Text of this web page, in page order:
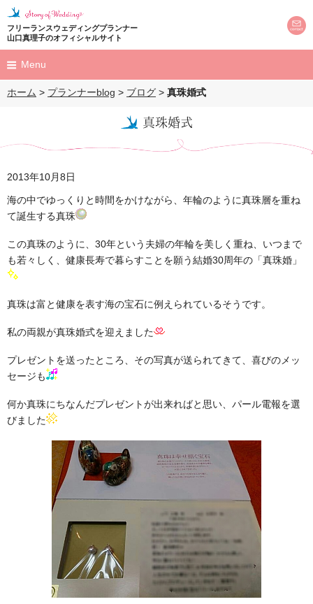
フリーランスウェディングプランナー
山口真理子のオフィシャルサイト
Menu
HOME
produce
結婚式
M's Land Party
担当のお客様を
ウェディングレポート
Individual support
ブログ
お問い合わせ
ホーム > プランナーblog > ブログ > 真珠婚式
真珠婚式
2013年10月8日
海の中でゆっくりと時間をかけながら、年輪のように真珠層を重ね
て誕生する真珠
この真珠のように、30年という夫婦の年輪を美しく重ね、いつまで
も若々しく、健康長寿で暮らすことを願う結婚30周年の「真珠婚」
真珠は富と健康を表す海の宝石に例えられているそうです。
私の両親が真珠婚式を迎えました
プレゼントを送ったところ、その写真が送られてきて、喜びのメッ
セージも
何か真珠にちなんだプレゼントが出来ればと思い、パール電報を選
びました